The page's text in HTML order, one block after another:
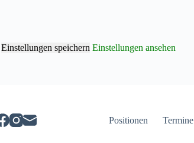
Einstellungen speichern Einstellungen ansehen
Positionen
Termine